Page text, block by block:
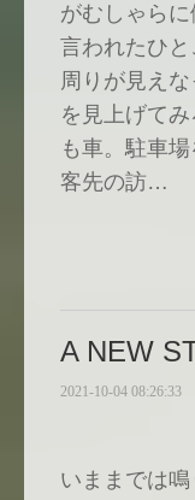
がむしゃら
言われたひ
周りが見え
を見上げて
も車。駐車
客先の訪…
A NEW
2021-10-04 08:26:33
いままでは